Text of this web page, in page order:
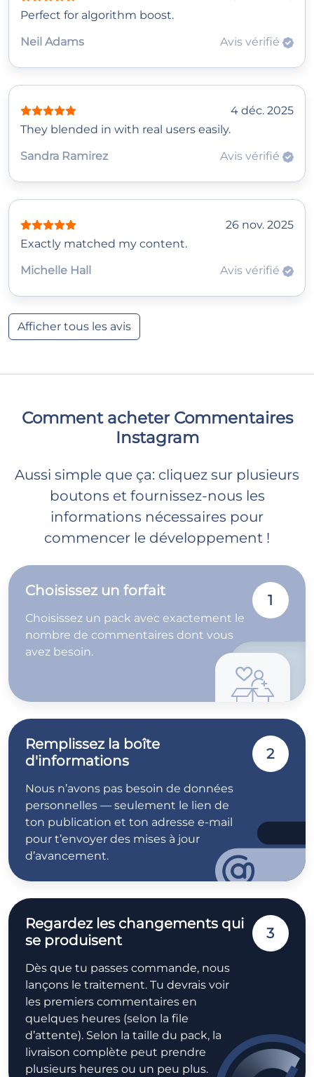
Perfect for algorithm boost.
Neil Adams
Avis vérifié
4 déc. 2025
They blended in with real users easily.
Sandra Ramirez
Avis vérifié
26 nov. 2025
Exactly matched my content.
Michelle Hall
Avis vérifié
Afficher tous les avis
Comment acheter Commentaires
Instagram
Aussi simple que ça: cliquez sur plusieurs
boutons et fournissez-nous les
informations nécessaires pour
commencer le développement !
Choisissez un forfait
Choisissez un pack avec exactement le
nombre de commentaires dont vous
avez besoin.
1
Remplissez la boîte
d'informations
Nous n’avons pas besoin de données
personnelles — seulement le lien de
ton publication et ton adresse e-mail
pour t’envoyer des mises à jour
d’avancement.
2
Regardez les changements qui
se produisent
Dès que tu passes commande, nous
lançons le traitement. Tu devrais voir
les premiers commentaires en
quelques heures (selon la file
d’attente). Selon la taille du pack, la
livraison complète peut prendre
plusieurs heures ou un peu plus.
3